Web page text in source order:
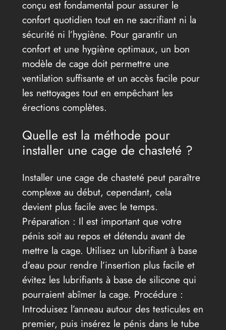
conçu est fondamental pour assurer le
confort quotidien tout en ne sacrifiant ni la
sécurité ni l’hygiène. Pour garantir un
confort et une hygiène optimaux, un bon
modèle de cage doit permettre une
ventilation suffisante et un accès facile pour
les nettoyages tout en empêchant les
érections complètes.
Quelle est la méthode pour
installer une cage de chasteté ?
Installer une cage de chasteté peut paraître
complexe au début, cependant, cela
devient plus facile avec le temps.
Préparation : Il est important que votre
pénis soit au repos et détendu avant de
mettre la cage. Utilisez un lubrifiant à base
d’eau pour rendre l’insertion plus facile et
évitez les lubrifiants à base de silicone qui
pourraient abîmer la cage. Procédure :
Introduisez l’anneau autour des testicules en
premier, puis insérez le pénis dans le tube